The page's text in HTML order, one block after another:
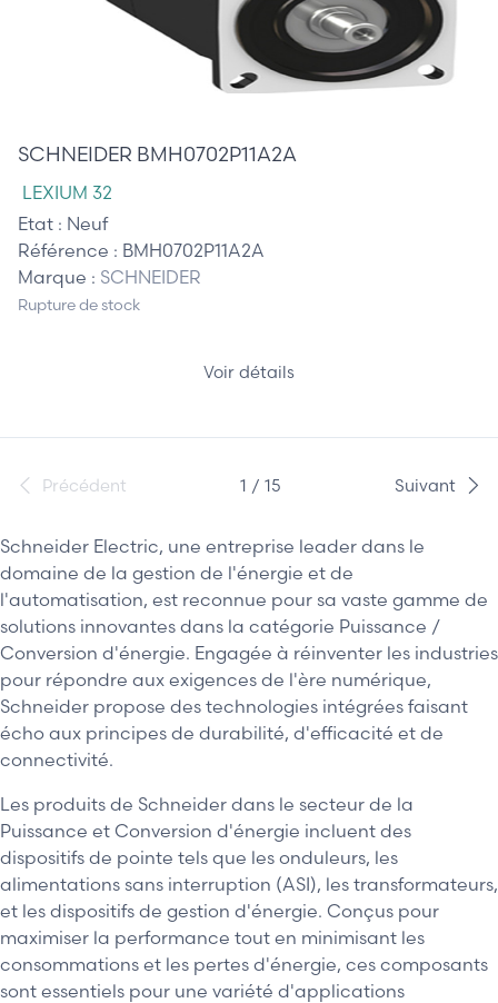
Schneider Electric, une entreprise leader dans le
domaine de la gestion de l'énergie et de
l'automatisation, est reconnue pour sa vaste gamme de
solutions innovantes dans la catégorie Puissance /
Conversion d'énergie. Engagée à réinventer les industries
pour répondre aux exigences de l'ère numérique,
Schneider propose des technologies intégrées faisant
écho aux principes de durabilité, d'efficacité et de
connectivité.
Les produits de Schneider dans le secteur de la
Puissance et Conversion d'énergie incluent des
dispositifs de pointe tels que les onduleurs, les
alimentations sans interruption (ASI), les transformateurs,
et les dispositifs de gestion d'énergie. Conçus pour
maximiser la performance tout en minimisant les
consommations et les pertes d'énergie, ces composants
sont essentiels pour une variété d'applications
SCHNEIDER BMH0702P11A2A
LEXIUM 32
Etat : Neuf
Référence : BMH0702P11A2A
Marque : SCHNEIDER
Rupture de stock
Voir détails
Précédent 1 / 15 Suivant